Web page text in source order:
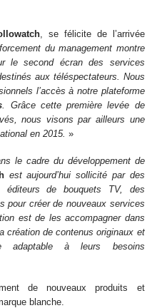
, se félicite de l’arrivée
du management montre
le second écran des services
aux téléspectateurs. Nous
l’accès à notre plateforme
. Grâce cette première levée de
nous visons par ailleurs une
en 2015. »
le cadre du développement de
est aujourd’hui sollicité par des
éditeurs de bouquets TV, des
pour créer de nouveaux services
est de les accompagner dans
création de contenus originaux et
adaptable à leurs besoins
de nouveaux produits et
blanche.